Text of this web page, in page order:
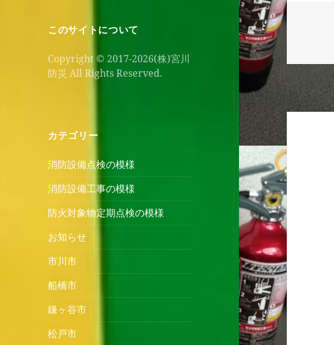
このサイトについて
Copyright © 2017-2026(株)宮川
防災 All Rights Reserved.
カテゴリー
消防設備点検の模様
消防設備工事の模様
防火対象物定期点検の模様
お知らせ
市川市
船橋市
鎌ヶ谷市
松戸市